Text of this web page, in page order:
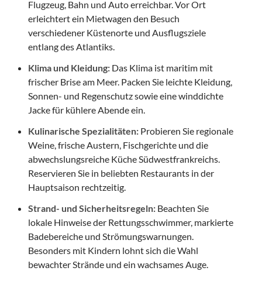
Flugzeug, Bahn und Auto erreichbar. Vor Ort
erleichtert ein Mietwagen den Besuch
verschiedener Küstenorte und Ausflugsziele
entlang des Atlantiks.
Klima und Kleidung: Das Klima ist maritim mit
frischer Brise am Meer. Packen Sie leichte Kleidung,
Sonnen- und Regenschutz sowie eine winddichte
Jacke für kühlere Abende ein.
Kulinarische Spezialitäten: Probieren Sie regionale
Weine, frische Austern, Fischgerichte und die
abwechslungsreiche Küche Südwestfrankreichs.
Reservieren Sie in beliebten Restaurants in der
Hauptsaison rechtzeitig.
Strand- und Sicherheitsregeln: Beachten Sie
lokale Hinweise der Rettungsschwimmer, markierte
Badebereiche und Strömungswarnungen.
Besonders mit Kindern lohnt sich die Wahl
bewachter Strände und ein wachsames Auge.